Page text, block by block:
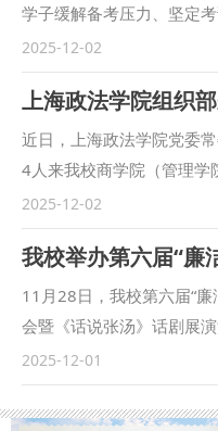
学子缓解备考压力、坚定
学院）举办“舒心解压送温
记赵参、党委副书记蔺媛
为即将奔赴考场的考研学
场，学院领导将一份份定
寄语考研学子，要科学规
态，以从容笃定的姿态迎
沟通交流，高效破解备考
学生代表座谈交流，通过
家增强信心，全力备战考
关怀，愿全体考研学子携
2025-12-02
近日，上海政法学院党委
4人来我校商学院（管理学
情况。学院领导班子成员
委书记赵参主持会议。 赵
热烈欢迎，并从学院党组
设、特色品牌创建等方面
况。院长李晓宁介绍了学
队伍建设、人才培养等方
计系党支部书记冯颖、工
别围绕样板支部、“双带头
2025-12-02
11月28日，我校第六届“
会暨《话说张汤》话剧展
行。经济法学院（知识产
人参加活动，活动由学院
主持。 本次“廉洁文化宣
2025-12-01